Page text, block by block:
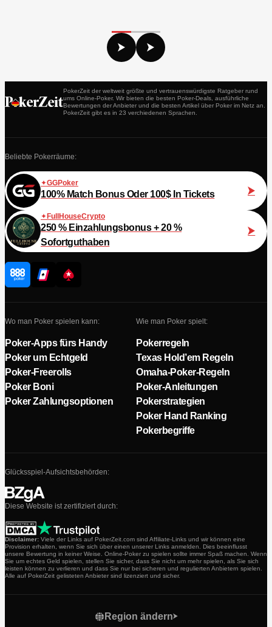
PokerZeit der weltweit größte und vertrauenswürdigste Ratgeber rund
ums Online-Poker. Wir bieten die besten Poker-Deals, ausführliche
Bewertungen der Anbieter und die besten Artikel über Poker im Netz an.
PokerZeit gibt es in 23 verchiedenen Sprachen.
Beliebte Pokerräume:
GGPoker
100% Match Bonus Oder 100$ In Tickets
FullHouseCrypto
250 % Einzahlungsbonus + 20 %
Sofortguthaben
Wo man Poker spielen kann:
Poker-Apps fürs Handy
Poker um Echtgeld
Poker-Freerolls
Poker Boni
Poker Zahlungsoptionen
Wie man Poker spielt:
Pokerregeln
Texas Hold’em Regeln
Omaha-Poker-Regeln
Poker-Anleitungen
Pokerstrategien
Poker Hand Ranking
Pokerbegriffe
Glücksspiel-Aufsichtsbehörden:
Diese Website ist zertifiziert durch:
Disclaimer: Viele der Links auf PokerZeit.com sind Affiliate-Links und wir können eine
Provision erhalten, wenn Sie sich über einen unserer Links anmelden. Dies beeinflusst
unsere Bewertung in keiner Weise. Online-Poker zu spielen sollte immer Spaß machen. Wenn
Sie um echtes Geld spielen, stellen Sie sicher, dass Sie nicht um mehr spielen, als Sie sich
leisten können zu verlieren und dass Sie nur bei sicheren und regulierten Anbietern spielen.
Alle auf PokerZeit gelisteten Anbieter sind lizenziert und sicher.
Region ändern